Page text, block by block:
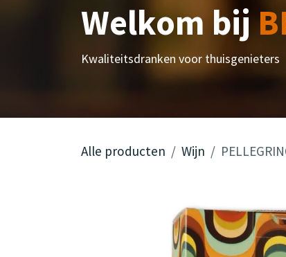
Welkom bij
Kwaliteitsdranken voor thuisgenieters
Alle producten Wijn